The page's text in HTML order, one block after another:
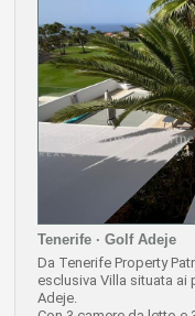
Tenerife · Golf Adeje
Da Tenerife Property
esclusiva Villa situata ai
Adeje.